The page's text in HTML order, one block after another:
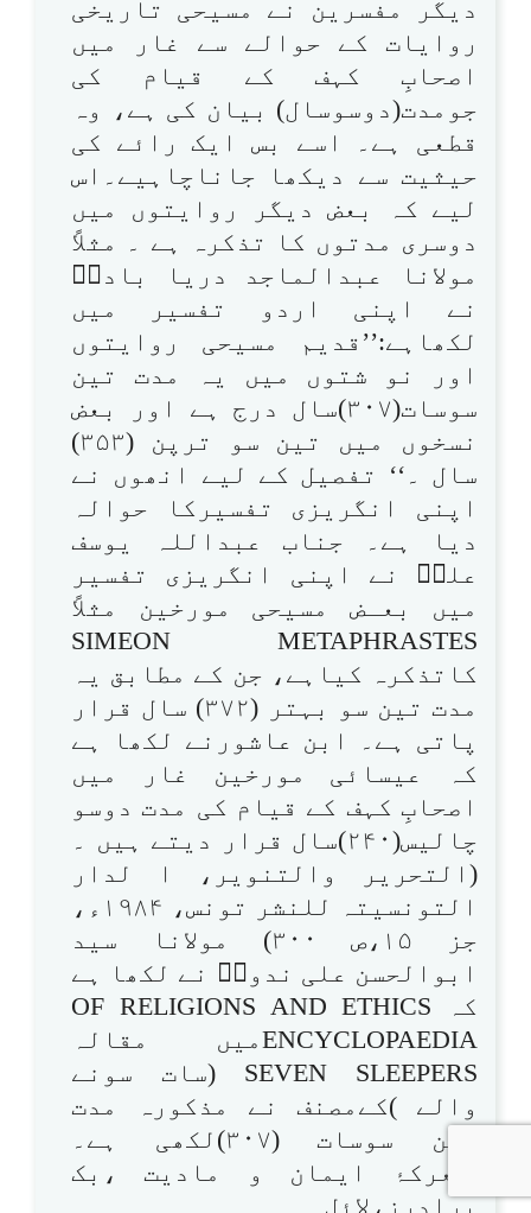
دیگر مفسرین نے مسیحی تاریخی
روایات کے حوالے سے غار میں
اصحابِ کہف کے قیام کی
جومدت(دوسوسال) بیان کی ہے، وہ
قطعی ہے۔ اسے بس ایک رائے کی
حیثیت سے دیکھا جاناچاہیے۔اس
لیے کہ بعض دیگر روایتوں میں
دوسری مدتوں کا تذکرہ ہے ۔ مثلاً
مولانا عبدالماجد دریا بادیؒ
نے اپنی اردو تفسیر میں
لکھاہے:’’قدیم مسیحی روایتوں
اور نو شتوں میں یہ مدت تین
سوسات(۳۰۷)سال درج ہے اور بعض
نسخوں میں تین سو ترپن (۳۵۳)
سال ۔‘‘ تفصیل کے لیے انھوں نے
اپنی انگریزی تفسیرکا حوالہ
دیا ہے۔ جناب عبداللہ یوسف
علیؒ نے اپنی انگریزی تفسیر
میں بعـض مسیحی مورخین مثلاً
SIMEON METAPHRASTES
کاتذکرہ کیاہے، جن کے مطابق یہ
مدت تین سو بہتر (۳۷۲) سال قرار
پاتی ہے۔ ابن عاشورنے لکھا ہے
کہ عیسائی مورخین غار میں
اصحابِ کہف کے قیام کی مدت دوسو
چالیس(۲۴۰)سال قرار دیتے ہیں ۔
(التحریر والتنویر، ا لدار
التونسیتہ للنشر تونس، ۱۹۸۴ء،
جز ۱۵،ص ۳۰۰) مولانا سید
ابوالحسن علی ندویؒ نے لکھا ہے
کہ OF RELIGIONS AND ETHICS
ENCYCLOPAEDIAمیں مقالہ
SEVEN SLEEPERS (سات سونے
والے )کےمصنف نے مذکورہ مدت
تین سوسات (۳۰۷)لکھی ہے۔
(معرکۂ ایمان و مادیت ،بک
برادرز،لائل